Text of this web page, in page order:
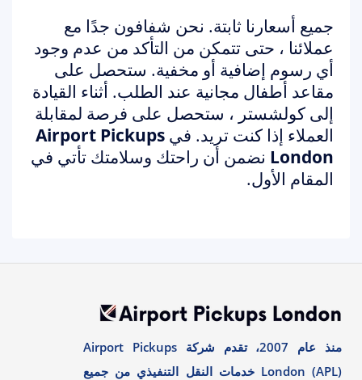
جميع أسعارنا ثابتة. نحن شفافون جدًا مع
عملائنا ، حتى تتمكن من التأكد من عدم وجود
أي رسوم إضافية أو مخفية. ستحصل على
مقاعد أطفال مجانية عند الطلب. أثناء القيادة
إلى كولشستر ، ستحصل على فرصة لمقابلة
العملاء إذا كنت تريد. في Airport Pickups
London نضمن أن راحتك وسلامتك تأتي في
المقام الأول.
منذ عام 2007، تقدم شركة Airport Pickups
London (APL) خدمات النقل التنفيذي من جميع